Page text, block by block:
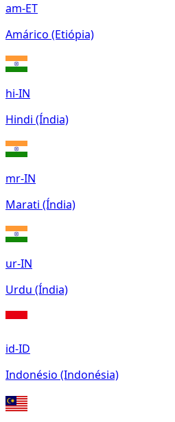
am-ET
Amárico (Etiópia)
hi-IN
Hindi (Índia)
mr-IN
Marati (Índia)
ur-IN
Urdu (Índia)
id-ID
Indonésio (Indonésia)